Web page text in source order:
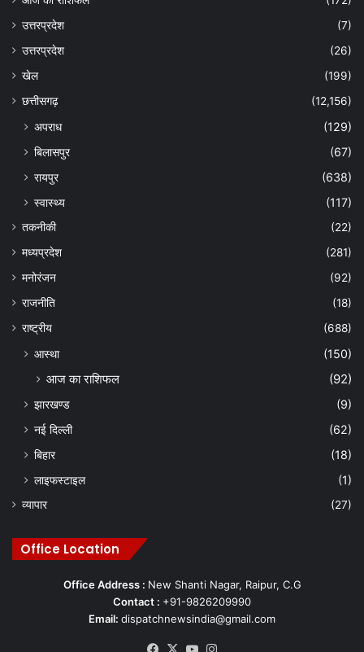
उत्तरप्रदेश
(7)
उत्तरप्रदेश
(26)
खेल
(199)
छत्तीसगढ़
(12,156)
अपराध
(129)
बिलासपुर
(67)
रायपुर
(638)
स्वास्थ्य
(117)
तकनीकी
(22)
मध्यप्रदेश
(281)
मनोरंजन
(92)
राजनीति
(18)
राष्ट्रीय
(688)
आस्था (150)
आज का राशिफल (92)
झारखण्ड
(9)
नई दिल्ली
(62)
बिहार
(18)
लाइफस्टाइल
(1)
व्यापार (27)
Office Location
Office Address : New Shanti Nagar, Raipur, C.G
Contact : +91-9826209990
Email: dispatchnewsindia@gmail.com
Facebook
X YouTube